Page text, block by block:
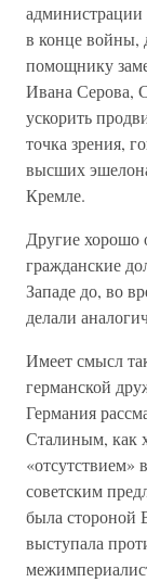
в конце
помощнику
Ивана Серова,
ускорить
точка зрения,
высших
Кремле.
Другие хорошо
гражданские
Западе до, во
делали
Имеет смысл
германской
Германия
Сталиным, как
«отсутствием»
советским
была стороной
выступала